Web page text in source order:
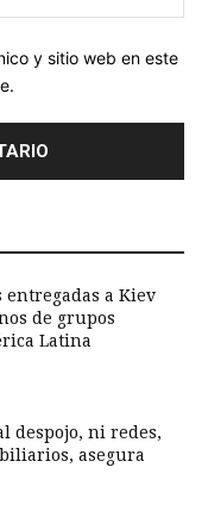
y sitio web en este
entregadas a Kiev
de grupos
Latina
despojo, ni redes,
asegura